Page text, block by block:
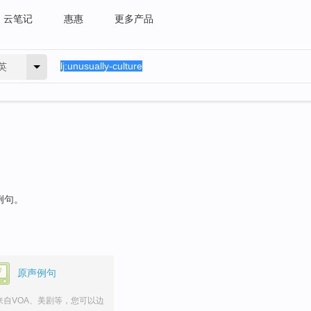
云笔记 惠惠 更多产品
。
原声例句
自VOA、美剧等，您可以边